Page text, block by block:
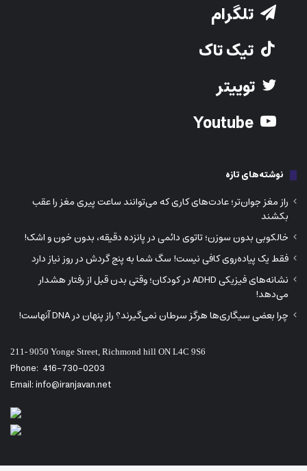
تلگرام
تیک تاک
توییتر
نوشته‌های تازه
راز مغز جوان‌تر؛ عادت‌های کاری که می‌توانند ساعت پیری مغز را عقب
بکشند
خالکوبی بدون سوزن؛ تاتوی دائمی در پانزده دقیقه، بدون خون و اشک!
فقط یک پیاده‌روی کافی نیست! سگ شما به پنج گردش در روز نیاز دارد
نشانه‌های فیزیکی ADHD در کودکان؛ وقتی بدن قبل از رفتار هشدار
می‌دهد!
چرا بعضی سیگاری‌ها هرگز سرطان نمی‌گیرند؟ راز پنهان در DNA آنهاست!
211- 9050 Yonge Street, Richmond hill ON L4C 9S6
Phone: 416-730-0203
Email: info@iranjavan.net